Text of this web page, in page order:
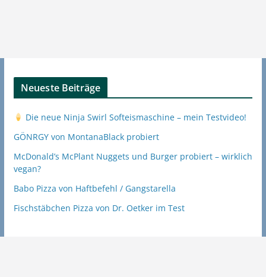
Neueste Beiträge
Die neue Ninja Swirl Softeismaschine – mein Testvideo!
GÖNRGY von MontanaBlack probiert
McDonald’s McPlant Nuggets und Burger probiert – wirklich
vegan?
Babo Pizza von Haftbefehl / Gangstarella
Fischstäbchen Pizza von Dr. Oetker im Test